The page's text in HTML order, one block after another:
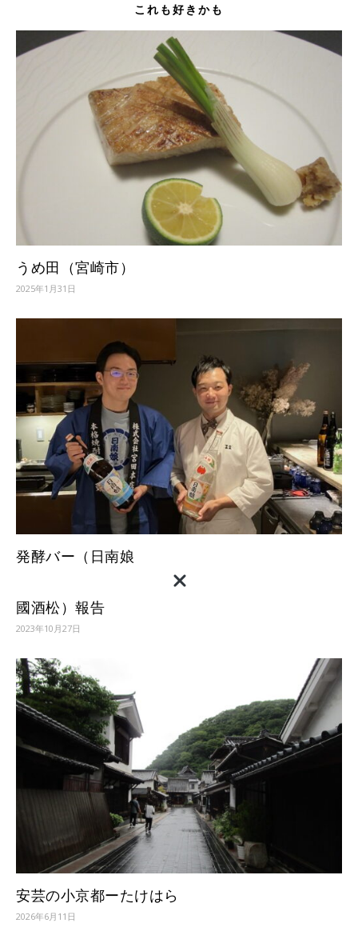
これも好きかも
うめ田（宮崎市）
2025年1月31日
発酵バー（日南娘
國酒松）報告
2023年10月27日
安芸の小京都ーたけはら
2026年6月11日